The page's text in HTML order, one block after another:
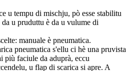
u tempu di mischju, pò esse stabilitu
u pruduttu è da u vulume di
manuale è pneumatica.
pneumatica s'ellu ci hè una pruvista
più faciule da aduprà, eccu
u flap di scarica si apre. A